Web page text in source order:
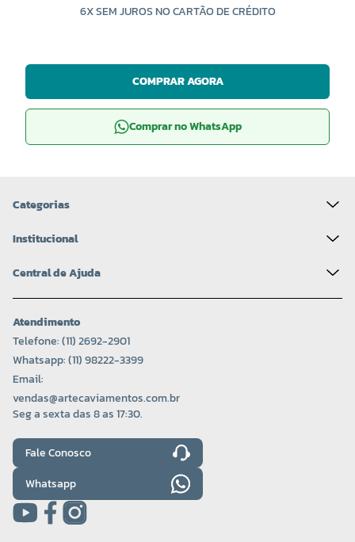
6X SEM JUROS NO CARTÃO DE CRÉDITO
COMPRAR AGORA
Comprar no WhatsApp
Categorias
Institucional
Central de Ajuda
Atendimento
Telefone: (11) 2692-2901
Whatsapp: (11) 98222-3399
Email:
vendas@artecaviamentos.com.br
Seg a sexta das 8 as 17:30.
Fale Conosco
Whatsapp